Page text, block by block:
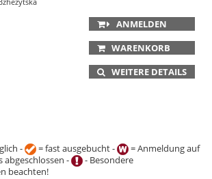
ANMELDEN
WARENKORB
WEITERE DETAILS
- = fast ausgebucht -
= Anmeldung auf
abgeschlossen -
- Besondere
beachten!